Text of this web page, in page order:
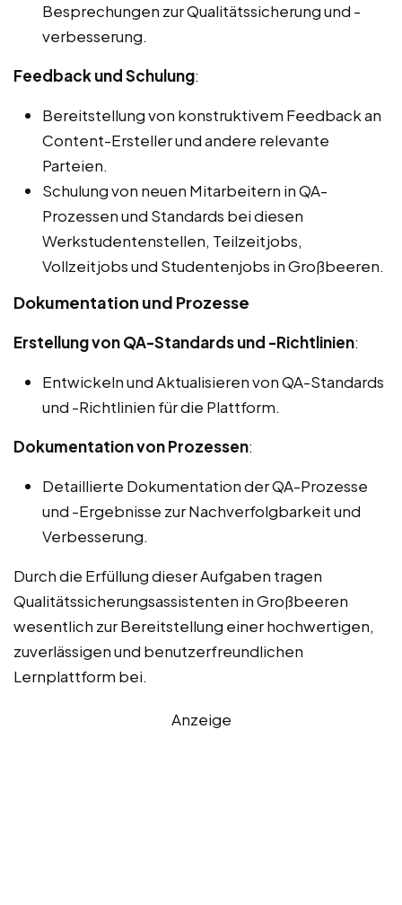
Besprechungen zur Qualitätssicherung und -
verbesserung.
Feedback und Schulung:
Bereitstellung von konstruktivem Feedback an
Content-Ersteller und andere relevante
Parteien.
Schulung von neuen Mitarbeitern in QA-
Prozessen und Standards bei diesen
Werkstudentenstellen, Teilzeitjobs,
Vollzeitjobs und Studentenjobs in Großbeeren.
Dokumentation und Prozesse
Erstellung von QA-Standards und -Richtlinien:
Entwickeln und Aktualisieren von QA-Standards
und -Richtlinien für die Plattform.
Dokumentation von Prozessen:
Detaillierte Dokumentation der QA-Prozesse
und -Ergebnisse zur Nachverfolgbarkeit und
Verbesserung.
Durch die Erfüllung dieser Aufgaben tragen
Qualitätssicherungsassistenten in Großbeeren
wesentlich zur Bereitstellung einer hochwertigen,
zuverlässigen und benutzerfreundlichen
Lernplattform bei.
Anzeige